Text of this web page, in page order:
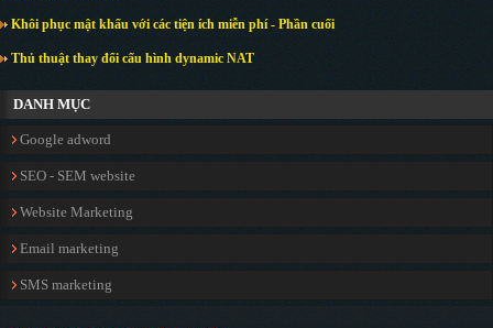
Khôi phục mật khẩu với các tiện ích miễn phí - Phần cuối
Thủ thuật thay đổi cấu hình dynamic NAT
DANH MỤC
Google adword
SEO - SEM website
Website Marketing
Email marketing
SMS marketing